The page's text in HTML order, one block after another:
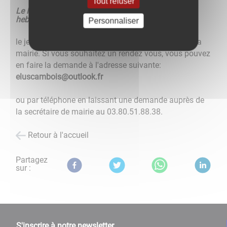
Le Maire et ses adjoints tiennent une permanence
hebdomadaire d'accueil du public,
le jeudi après-midi, de 17 heures à 18 heures dans la
mairie. Si vous souhaitez un rendez vous, vous pouvez
en faire la demande à l'adresse suivante:
eluscambois@outlook.fr
ou par téléphone en laissant une demande auprès de
la secrétaire de mairie au 03.80.51.88.38.
Retour à l'accueil
Partagez
sur :
Personnaliser